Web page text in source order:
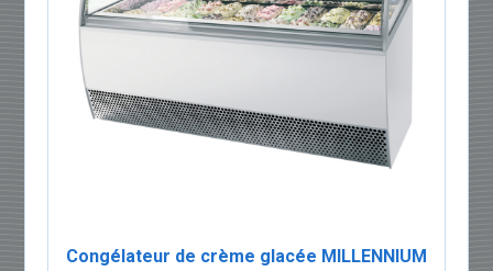
Congélateur de crème glacée MILLENNIUM